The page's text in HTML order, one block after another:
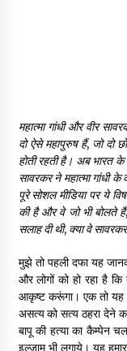
यह
महात्मा गांधी और वीर
दो ऐसे महापुरुष हैं, जो दो
होती रहती है। अब भारत
सावरकर ने महात्मा गांधी
पूरे सोशल मीडिया पर ये
की है और वे जो भी बोलते हैं,
सलाह दी थी, क्या वे
मुझे तो पहली दफा यह
और लोगों को हो रहा है
आकृष्ट करूंगा। एक तो यह
असत्य को सत्य ठहरा देने
बापू की हत्या का कैम्पेन
इल्जाम भी लगाये। यह